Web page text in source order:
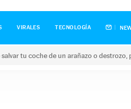
VIRALES TECNOLOGÍA
tu coche de un arañazo o